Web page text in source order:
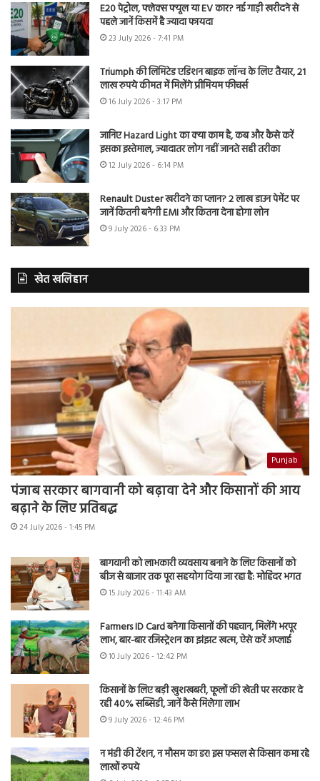
E20 पेट्रोल, फ्लेक्स फ्यूल या EV कार? नई गाड़ी खरीदने से
पहले जानें किसमें है ज्यादा फायदा
23 July 2026 - 7:41 PM
Triumph की लिमिटेड एडिशन बाइक लॉन्च के लिए तैयार, 21
लाख रुपये कीमत में मिलेंगे प्रीमियम फीचर्स
16 July 2026 - 3:17 PM
जानिए Hazard Light का क्या काम है, कब और कैसे करें
इसका इस्तेमाल, ज्यादातर लोग नहीं जानते सही तरीका
12 July 2026 - 6:14 PM
Renault Duster खरीदने का प्लान? 2 लाख डाउन पेमेंट पर
जानें कितनी बनेगी EMI और कितना देना होगा लोन
9 July 2026 - 6:33 PM
खेत खलिहान
Punjab
पंजाब सरकार बागवानी को बढ़ावा देने और किसानों की आय
बढ़ाने के लिए प्रतिबद्ध
24 July 2026 - 1:45 PM
बागवानी को लाभकारी व्यवसाय बनाने के लिए किसानों को
बीज से बाजार तक पूरा सहयोग दिया जा रहा है: मोहिंदर भगत
15 July 2026 - 11:43 AM
Farmers ID Card बनेगा किसानों की पहचान, मिलेंगे भरपूर
लाभ, बार-बार रजिस्ट्रेशन का झंझट खत्म, ऐसे करें अप्लाई
10 July 2026 - 12:42 PM
किसानों के लिए बड़ी खुशखबरी, फूलों की खेती पर सरकार दे
रही 40% सब्सिडी, जानें कैसे मिलेगा लाभ
9 July 2026 - 12:46 PM
न मंडी की टेंशन, न मौसम का डर! इस फसल से किसान कमा रहे
लाखों रुपये